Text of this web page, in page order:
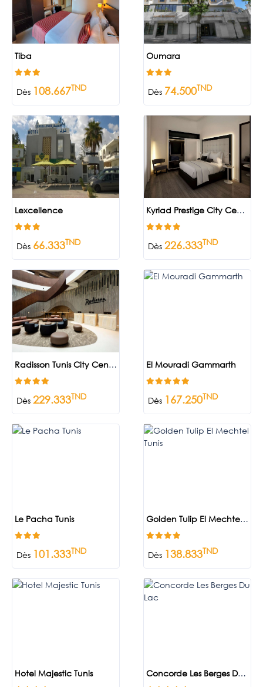
Tiba
Dès 108.667TND
Oumara
Dès 74.500TND
Lexcellence
Dès 66.333TND
Kyriad Prestige City Center
Dès226.333TND
Radisson Tunis City Center
Dès229.333TND
El Mouradi Gammarth
Dès 167.250TND
Le Pacha Tunis
Dès 101.333TND
Golden Tulip El Mechtel Tunis
Dès 138.833TND
Hotel Majestic Tunis Concorde Les Berges Du Lac